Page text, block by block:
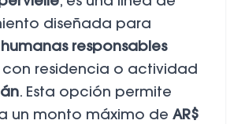
diseñada para
responsables
residencia o actividad
. Esta opción permite
un monto máximo de AR$